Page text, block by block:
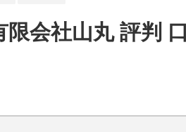
会社山丸 評判